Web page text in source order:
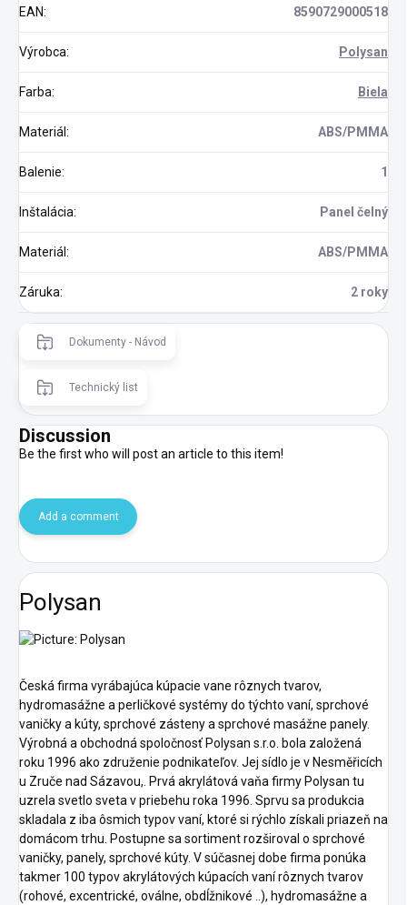
EAN: 8590729000518
Výrobca: Polysan
Farba: Biela
Materiál: ABS/PMMA
Balenie: 1
Inštalácia: Panel čelný
Materiál: ABS/PMMA
Záruka: 2 roky
Dokumenty - Návod
Technický list
Discussion
Be the first who will post an article to this item!
Add a comment
Polysan
Česká firma vyrábajúca kúpacie vane rôznych tvarov,
hydromasážne a perličkové systémy do týchto vaní, sprchové
vaničky a kúty, sprchové zásteny a sprchové masážne panely.
Výrobná a obchodná spoločnosť Polysan s.r.o. bola založená
roku 1996 ako združenie podnikateľov. Jej sídlo je v Nesměřicích
u Zruče nad Sázavou,. Prvá akrylátová vaňa firmy Polysan tu
uzrela svetlo sveta v priebehu roka 1996. Sprvu sa produkcia
skladala z iba ôsmich typov vaní, ktoré si rýchlo získali priazeň na
domácom trhu. Postupne sa sortiment rozširoval o sprchové
vaničky, panely, sprchové kúty. V súčasnej dobe firma ponúka
takmer 100 typov akrylátových kúpacích vaní rôznych tvarov
(rohové, excentrické, oválne, obdĺžnikové ..), hydromasážne a